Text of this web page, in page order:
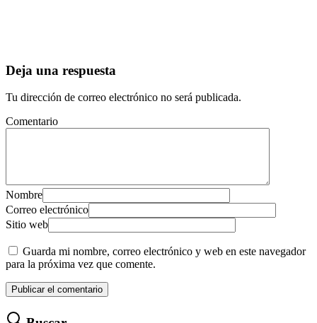
Deja una respuesta
Tu dirección de correo electrónico no será publicada.
Comentario
Nombre
Correo electrónico
Sitio web
Guarda mi nombre, correo electrónico y web en este navegador
para la próxima vez que comente.